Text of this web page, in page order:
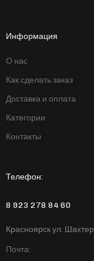
Информация
О нас
Как сделать заказ
Доставка и оплата
Категории
Контакты
Телефон:
8 923 278 84 60
Красноярск ул.
Почта: